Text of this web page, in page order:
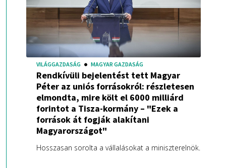
VILÁGGAZDASÁG MAGYAR GAZDASÁG
Rendkívüli bejelentést tett Magyar
Péter az uniós forrásokról: részletesen
elmondta, mire költ el 6000 milliárd
forintot a Tisza-kormány – "Ezek a
források át fogják alakítani
Magyarországot"
Hosszasan sorolta a vállalásokat a miniszterelnök.